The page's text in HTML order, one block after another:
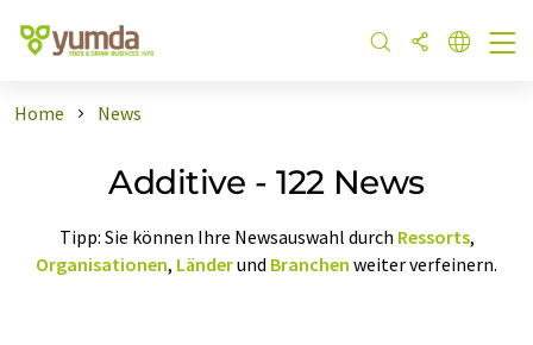
Home News
Additive - 122 News
Tipp: Sie können Ihre Newsauswahl durch Ressorts,
Organisationen, Länderund Branchen weiter verfeinern.